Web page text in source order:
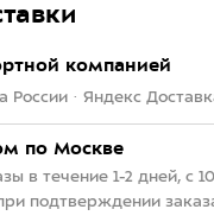
компанией
России · Яндекс
по Москве
в течение 1-2 дней, с
подтверждении